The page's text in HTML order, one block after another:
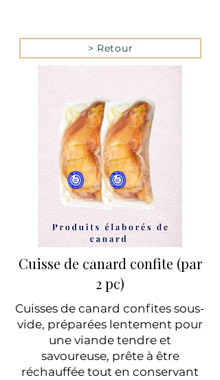
> Retour
Cuisse de canard confite (par
2 pc)
Cuisses de canard confites sous-
vide, préparées lentement pour
une viande tendre et
savoureuse, prête à être
réchauffée tout en conservant